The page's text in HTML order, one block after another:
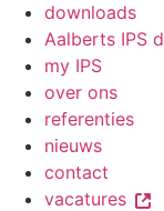
downloads
Aalberts IPS
my IPS
over ons
referenties
nieuws
contact
vacatures